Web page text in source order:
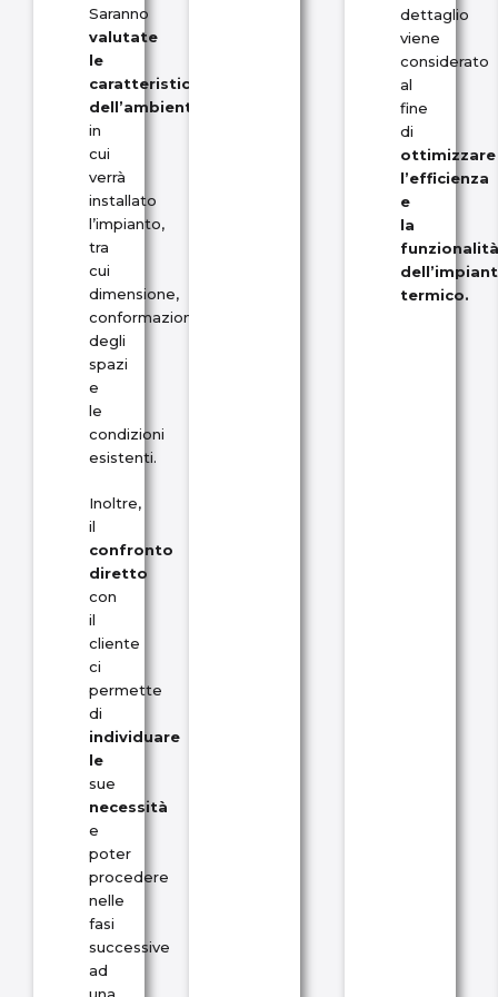
Saranno
valutate
le
caratteristiche
dell’ambiente
in
cui
verrà
installato
l’impianto,
tra
cui
dimensione,
conformazione
degli
spazi
e
le
condizioni
esistenti.
Inoltre,
il
confronto
diretto
con
il
cliente
ci
permette
di
individuare
le
sue
necessità
e
poter
procedere
nelle
fasi
successive
ad
una
dettaglio
viene
considerato
al
fine
di
ottimizzare
l’efficienza
e
la
funzionalità
termico.